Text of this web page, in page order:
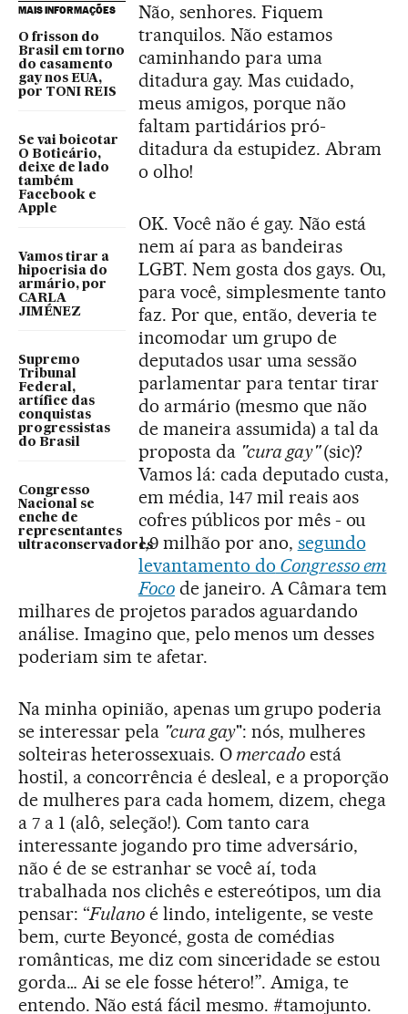
MAIS INFORMAÇÕES
O frisson do
Brasil em torno
do casamento
gay nos EUA,
por TONI REIS
Se vai boicotar
O Boticário,
deixe de lado
também
Facebook e
Apple
Vamos tirar a
hipocrisia do
armário, por
CARLA
JIMÉNEZ
Supremo
Tribunal
Federal,
artífice das
conquistas
progressistas
do Brasil
Congresso
Nacional se
enche de
representantes
ultraconservadores
Não, senhores. Fiquem
tranquilos. Não estamos
caminhando para uma
ditadura gay. Mas cuidado,
meus amigos, porque não
faltam partidários pró-
ditadura da estupidez. Abram
o olho!
OK. Você não é gay. Não está
nem aí para as bandeiras
LGBT. Nem gosta dos gays. Ou,
para você, simplesmente tanto
faz. Por que, então, deveria te
incomodar um grupo de
deputados usar uma sessão
parlamentar para tentar tirar
do armário (mesmo que não
de maneira assumida) a tal da
proposta da "cura gay"(sic)?
Vamos lá: cada deputado custa,
em média, 147 mil reais aos
cofres públicos por mês - ou
1,9 milhão por ano, segundo
levantamento do Congresso em
Focode janeiro. A Câmara tem
milhares de projetos parados aguardando
análise. Imagino que, pelo menos um desses
poderiam sim te afetar.
Na minha opinião, apenas um grupo poderia
se interessar pela "cura gay": nós, mulheres
solteiras heterossexuais. Omercado está
hostil, a concorrência é desleal, e a proporção
de mulheres para cada homem, dizem, chega
a 7 a 1 (alô, seleção!). Com tanto cara
interessante jogando pro time adversário,
não é de se estranhar se você aí, toda
trabalhada nos clichês e estereótipos, um dia
pensar: “Fulanoé lindo, inteligente, se veste
bem, curte Beyoncé, gosta de comédias
românticas, me diz com sinceridade se estou
gorda… Ai se ele fosse hétero!”. Amiga, te
entendo. Não está fácil mesmo. #tamojunto.